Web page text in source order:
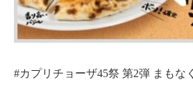
#カプリチョーザ45祭 第2弾 まもなく